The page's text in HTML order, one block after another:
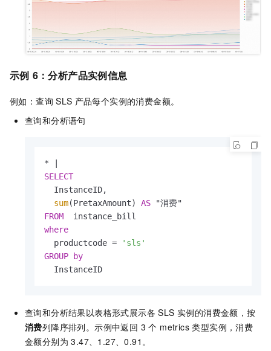
示例 6 ：分析产品实例信息
例如：查询 SLS 产品每个实例的消费金额。
查询和分析语句
*
SELECT
  InstanceID,
sum(PretaxAmount) AS
FROM
where
  productcode
=
'sls'
GROUP
by
  InstanceID
查询和分析结果以表格形式展示各 SLS 实例的消费金额，按
消费列降序排列。示例中返回 3 个 metrics 类型实例，消费
金额分别为 3.47、1.27、0.91。